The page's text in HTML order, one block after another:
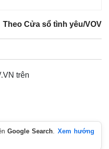
Theo Cửa sổ tình yêu/VOV
trên
Google Search. Xem hướng